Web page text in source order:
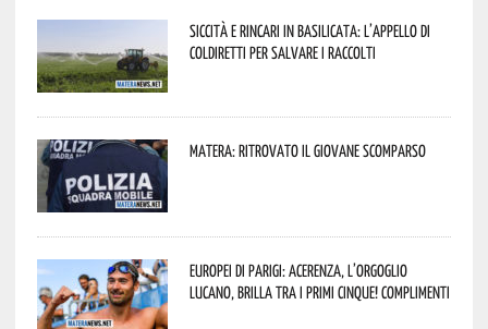
Siccità e rincari in Basilicata: l’appello di
Coldiretti per salvare i raccolti
Matera: ritrovato il giovane scomparso
Europei di Parigi: Acerenza, l’orgoglio
lucano, brilla tra i primi cinque! Complimenti